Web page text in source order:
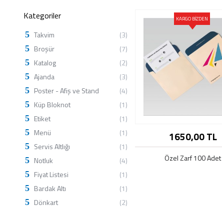
Kategoriler
Takvim
(3)
Broşür
(7)
Katalog
(2)
Ajanda
(3)
Poster - Afiş ve Stand
(4)
Küp Bloknot
(1)
Etiket
(1)
Menü
(1)
Servis Altlığı
(1)
Notluk
(4)
Fiyat Listesi
(1)
Bardak Altı
(1)
Dönkart
(2)
KARGO BİZDEN
1650,00 TL
Özel Zarf 100 Adet